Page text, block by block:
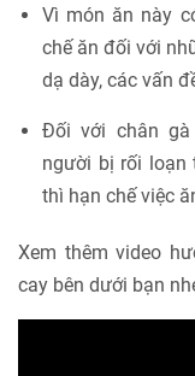
Vì món ăn này
chế ăn đối với
dạ dày, các vấn
Đối với chân gà
người bị rối loạn
thì hạn chế việc
Xem thêm video
cay bên dưới bạn